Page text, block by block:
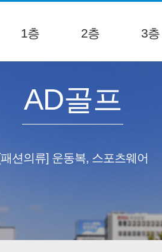
1층 2층 3층
AD골프
[패션의류] 운동복, 스포츠웨어